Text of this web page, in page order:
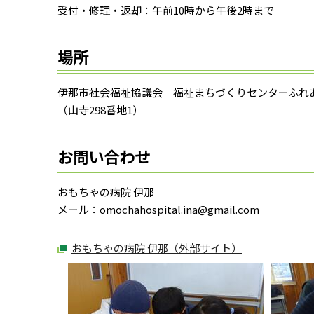
受付・修理・返却：午前10時から午後2時まで
場所
伊那市社会福祉協議会 福祉まちづくりセンターふれ
（山寺298番地1）
お問い合わせ
おもちゃの病院 伊那
メール：omochahospital.ina@gmail.com
おもちゃの病院 伊那（外部サイト）